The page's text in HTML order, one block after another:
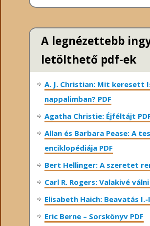
A legnézettebb
letölthető pdf-ek
A. J. Christian: Mit keresett
nappalimban? PDF
Agatha Christie: Éjféltájt
Allan és Barbara Pease: A
enciklopédiája PDF
Bert Hellinger: A ​szeretet
Carl R. Rogers: Valakivé válni
Elisabeth Haich: Beavatás I.-
Eric Berne – Sorskönyv PDF